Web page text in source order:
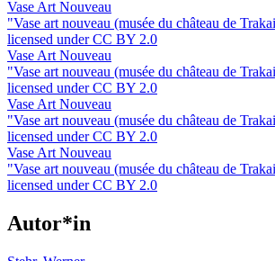
Vase Art Nouveau
"Vase art nouveau (musée du château de
licensed under CC BY 2.0
Vase Art Nouveau
"Vase art nouveau (musée du château de
licensed under CC BY 2.0
Vase Art Nouveau
"Vase art nouveau (musée du château de
licensed under CC BY 2.0
Vase Art Nouveau
"Vase art nouveau (musée du château de
licensed under CC BY 2.0
Autor*in